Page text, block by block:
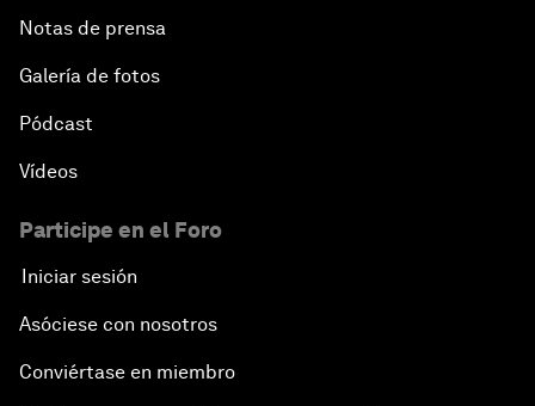
Notas de prensa
Galería de fotos
Pódcast
Vídeos
Participe en el Foro
Iniciar sesión
Asóciese con nosotros
Conviértase en miembro